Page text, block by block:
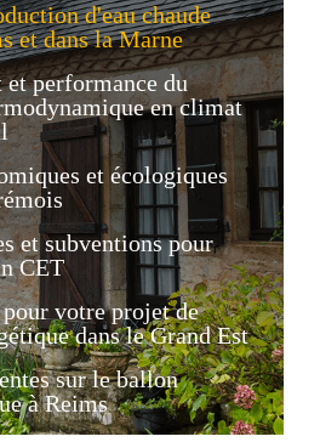
d'eau chaude
et dans la Marne
performance du
en climat
et écologiques
et subventions pour
CET
votre projet de
dans le Grand Est
sur le ballon
à Reims